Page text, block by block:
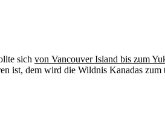
sich von Vancouver Island bis zum
ist, dem wird die Wildnis Kanadas zum